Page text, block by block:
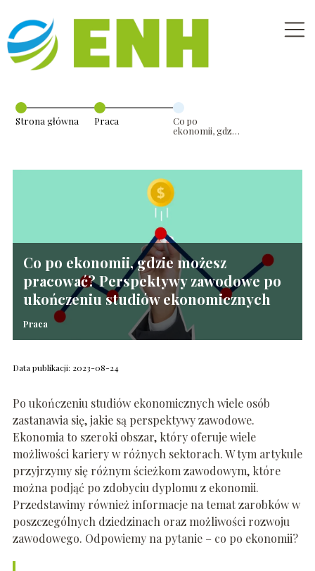
Strona główna Praca
Co po
ekonomii, gdzie
zawodowe po
studiów
ekonomicznych
Co po ekonomii, gdzie możesz
pracować? Perspektywy zawodowe po
ukończeniu studiów ekonomicznych
Praca
Data publikacji: 2023-08-24
Po ukończeniu studiów ekonomicznych wiele osób
zastanawia się, jakie są perspektywy zawodowe.
Ekonomia to szeroki obszar, który oferuje wiele
możliwości kariery w różnych sektorach. W tym artykule
przyjrzymy się różnym ścieżkom zawodowym, które
można podjąć po zdobyciu dyplomu z ekonomii.
Przedstawimy również informacje na temat zarobków w
poszczególnych dziedzinach oraz możliwości rozwoju
zawodowego. Odpowiemy na pytanie – co po ekonomii?